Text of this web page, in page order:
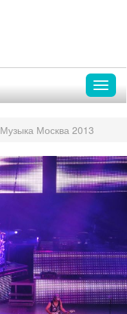
Музыка Москва 2013